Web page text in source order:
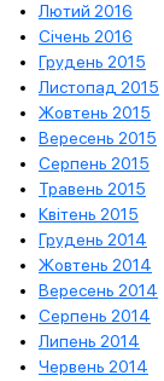
Лютий 2016
Січень 2016
Грудень 2015
Листопад 2015
Жовтень 2015
Вересень 2015
Серпень 2015
Травень 2015
Квітень 2015
Грудень 2014
Жовтень 2014
Вересень 2014
Серпень 2014
Липень 2014
Червень 2014